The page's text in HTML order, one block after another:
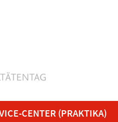
CENTER (PRAKTIKA)